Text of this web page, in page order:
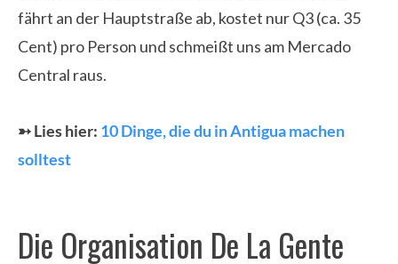
fährt an der Hauptstraße ab, kostet nur Q3 (ca. 35
Cent) pro Person und schmeißt uns am Mercado
Central raus.
➳ Lies hier: 10 Dinge, die du in Antigua machen
solltest
Die Organisation De La Gente